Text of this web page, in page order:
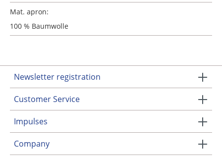
Mat. apron:
100 % Baumwolle
Newsletter registration
Customer Service
Impulses
Company